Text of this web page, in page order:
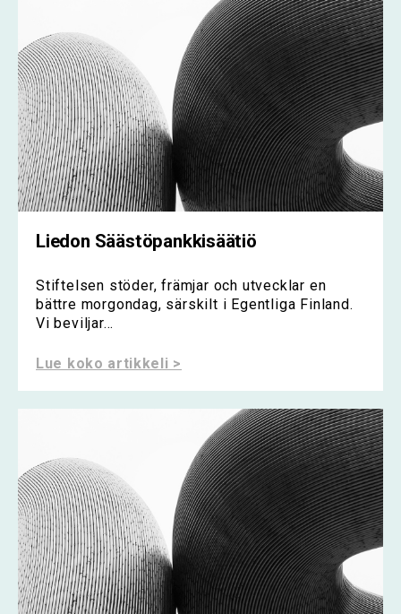
Liedon Säästöpankkisäätiö
Stiftelsen stöder, främjar och utvecklar en
bättre morgondag, särskilt i Egentliga Finland.
Vi beviljar...
Lue koko artikkeli >